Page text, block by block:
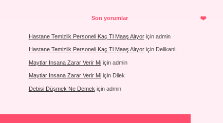
Son yorumlar
Hastane Temizlik Personeli Kaç Tl Maaş Alıyoriçin admin
Hastane Temizlik Personeli Kaç Tl Maaş Alıyoriçin Delikanlı
Maytlar Insana Zarar Verir Miiçin admin
Maytlar Insana Zarar Verir Miiçin Dilek
Debisi Düşmek Ne Demek için admin